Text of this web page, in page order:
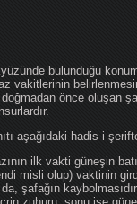
bulunduğu konum
vakitlerinin
önce oluşan
aşağıdaki hadis-i
ilk vakti güneşin
misli olup) vaktinin
şafağın